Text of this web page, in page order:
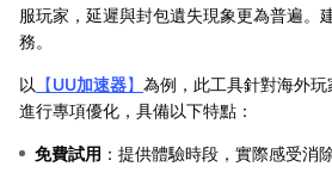
服玩家，延遲與封包遺失現象更為普遍。
務。
以 【UU加速器】 為例，此工具針對海外
進行專項優化，具備以下特點：
免費試用 ：提供體驗時段，實際感受消